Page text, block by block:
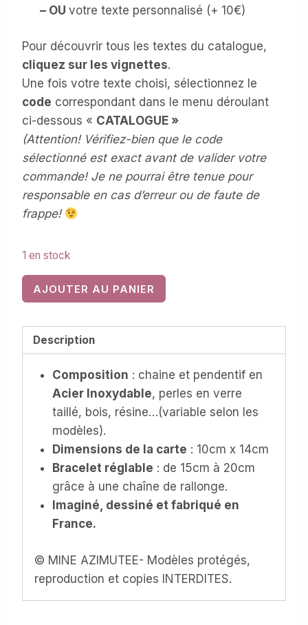
– OU votre texte personnalisé (+ 10€)
Pour découvrir tous les textes du catalogue,
cliquez sur les vignettes.
Une fois votre texte choisi, sélectionnez le
code correspondant dans le menu déroulant
ci-dessous « CATALOGUE »
(Attention! Vérifiez-bien que le code
sélectionné est exact avant de valider votre
commande! Je ne pourrai être tenue pour
responsable en cas d’erreur ou de faute de
frappe!
1 en stock
quantité
de
en
Acier
Inoxydable,
personnalisée
modifiable
AJOUTER AU PANIER
Description
Composition : chaine et pendentif en
Acier Inoxydable, perles en verre
taillé, bois, résine…(variable selon les
modèles).
Dimensions de la carte : 10cm x 14cm
Bracelet réglable : de 15cm à 20cm
grâce à une chaîne de rallonge.
Imaginé, dessiné et fabriqué en
France.
© MINE AZIMUTEE- Modèles protégés,
reproduction et copies INTERDITES.